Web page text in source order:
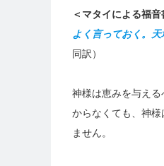
＜マタイによる福音
よく言っておく。
同訳）
神様は恵みを与え
からなくても、神
ません。